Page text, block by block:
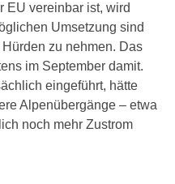
EU vereinbar ist, wird
Umsetzung sind
zu nehmen. Das
im September damit.
eingeführt, hätte
Alpenübergänge – etwa
noch mehr Zustrom